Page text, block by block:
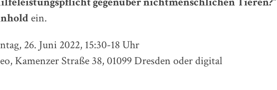
ein.
26. Juni 2022, 15:30-18 Uhr
Kamenzer Straße 38, 01099 Dresden oder digital